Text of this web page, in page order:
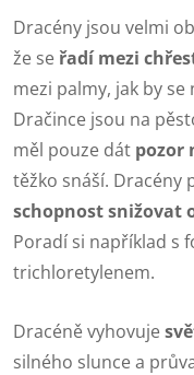
Dracény jsou velmi
že se řadí mezi
mezi palmy, jak by
Dračince jsou na
měl pouze dát pozor
těžko snáší. Dracény
schopnost snižovat
Poradí si například s
trichloretylenem.
Dracéně vyhovuje
silného slunce a